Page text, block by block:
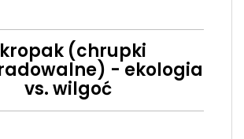
(chrupki
- ekologia
vs. wilgoć